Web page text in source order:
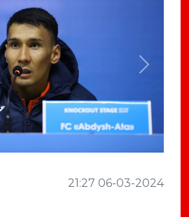
Next
21:27 06-03-2024